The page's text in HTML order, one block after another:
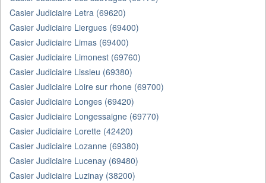
Casier Judiciaire Letra (69620)
Casier Judiciaire Liergues (69400)
Casier Judiciaire Limas (69400)
Casier Judiciaire Limonest (69760)
Casier Judiciaire Lissieu (69380)
Casier Judiciaire Loire sur rhone (69700)
Casier Judiciaire Longes (69420)
Casier Judiciaire Longessaigne (69770)
Casier Judiciaire Lorette (42420)
Casier Judiciaire Lozanne (69380)
Casier Judiciaire Lucenay (69480)
Casier Judiciaire Luzinay (38200)